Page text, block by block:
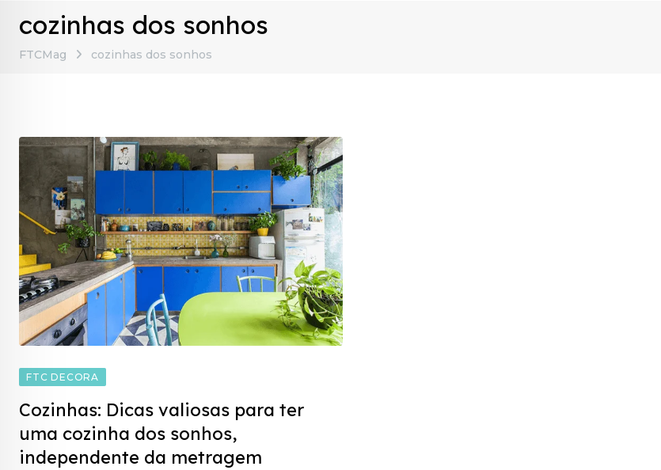
cozinhas dos sonhos
FTCMag cozinhas dos sonhos
FTC DECORA
Cozinhas: Dicas valiosas para ter
uma cozinha dos sonhos,
independente da metragem